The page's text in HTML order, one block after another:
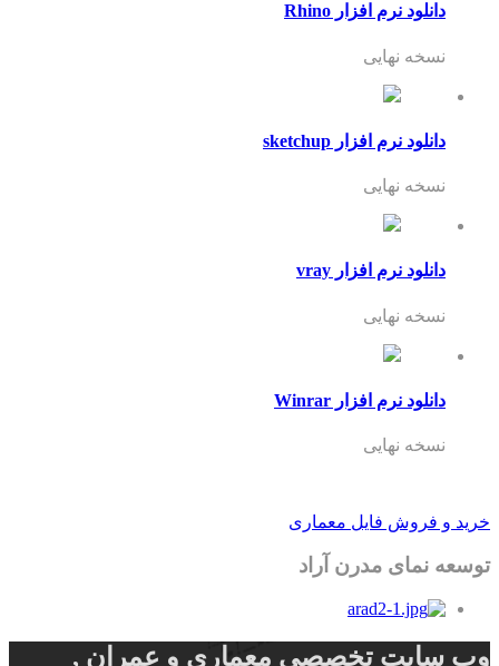
دانلود نرم افزار Rhino
نسخه نهایی
دانلود نرم افزار sketchup
نسخه نهایی
دانلود نرم افزار vray
نسخه نهایی
دانلود نرم افزار Winrar
نسخه نهایی
خرید و فروش فایل معماری
توسعه نمای مدرن آراد
وب سایت تخصصی معماری و عمران ,